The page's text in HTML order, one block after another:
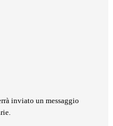
inviato un messaggio